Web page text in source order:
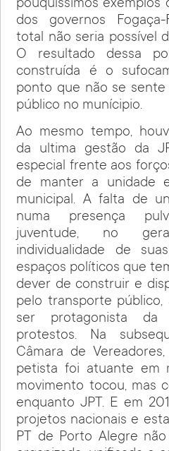
pouquíssimos exemplos
dos governos
total não seria possível
O resultado dessa
construída é o
ponto que não se
público no munícipio.
Ao mesmo tempo,
da ultima gestão da
especial frente aos
de manter a unidade
municipal. A falta de
numa presença
juventude, no
individualidade de
espaços políticos que
dever de construir e
pelo transporte público,
ser protagonista
protestos. Na
Câmara de
petista foi atuante em
movimento tocou, mas
enquanto JPT. E em
projetos nacionais e
PT de Porto Alegre